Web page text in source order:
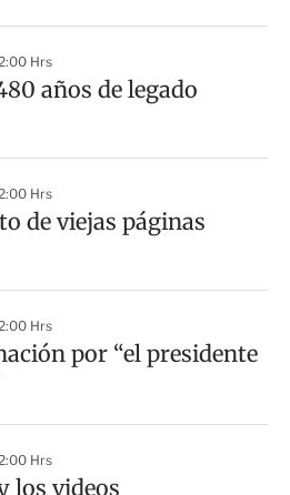
Hrs
años de legado
Hrs
de viejas páginas
Hrs
por “el presidente
Hrs
los videos